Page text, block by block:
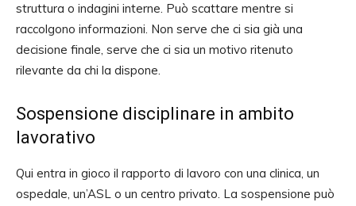
struttura o indagini interne. Può scattare mentre si
raccolgono informazioni. Non serve che ci sia già una
decisione finale, serve che ci sia un motivo ritenuto
rilevante da chi la dispone.
Sospensione disciplinare in ambito
lavorativo
Qui entra in gioco il rapporto di lavoro con una clinica, un
ospedale, un’ASL o un centro privato. La sospensione può